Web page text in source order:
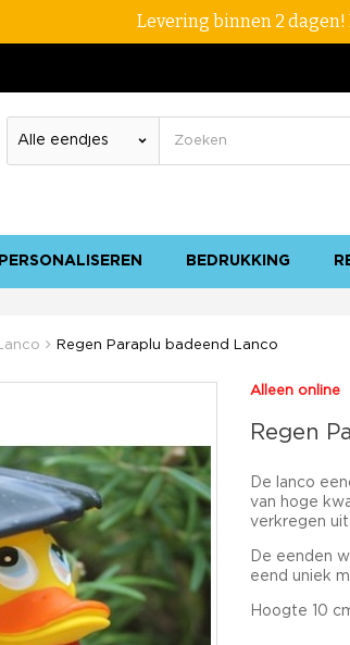
Levering binnen 2 dagen!
PERSONALISEREN BEDRUKKING
Lanco Regen Paraplu badeend Lanco
Alleen online
Regen
De lanco
van hoge
verkregen
De eenden
eend uniek
Hoogte 10